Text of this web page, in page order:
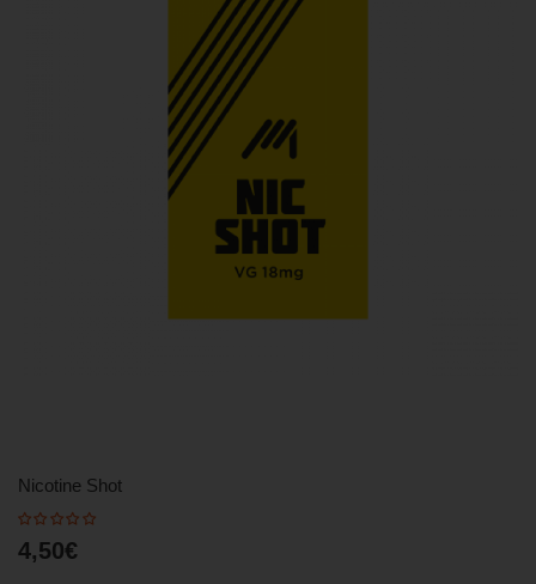
Nicotine Shot
4,50€